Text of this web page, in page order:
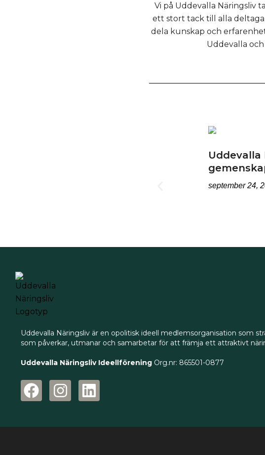
Vi på Uddevalla Näringsliv
ett stort tack till alla
dela kunskap och
Uddevalla
Uddevalla
september 24,
Uddevalla Näringsliv är en opolitisk ideell medlemsorganisation som
som påverkar, utmanar och samarbetar för att främja ett attraktivt
Uddevalla Näringsliv Ideellförening Org.nr: 865501-0877
F
a
e
I
n
t
L
i
k